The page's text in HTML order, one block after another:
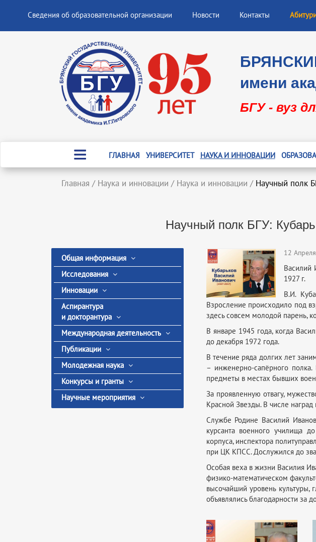
Сведения об образовательной организации Новости Контакты
имени
БГУ - вуз
ГЛАВНАЯ УНИВЕРСИТЕТ НАУКА И ИННОВАЦИИ
Главная / Наука и инновации / Наука и инновации / Научный полк
Научный полк БГУ:
Общая информация
Исследования
Инновации
Аспирантура
и докторантура
Международная деятельность
Публикации
Молодежная наука
Конкурсы и гранты
Научные мероприятия
12
Василий
1927 г.
В.И.
Взросление происходило под
здесь совсем молодой парень,
В январе 1945 года, когда
до декабря 1972 года.
В течение ряда долгих лет
– инженерно-сапёрного
предметы в местах бывших
За проявленную отвагу,
Красной Звезды. В числе
Службе Родине Василий
курсанта военного училища
корпуса, инспектора
при ЦК КПСС. Дослужился до
Особая веха в жизни Василия
физико-математическом
высочайший уровень культуры,
объявлялись благодарности за